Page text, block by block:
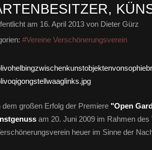
am 16. April 2013 von Dieter Gürz
#Vereine Verschönerungsverein
dem großen Erfolg der Premiere "Open
am 20. Juni 2009 im Rahmen
heuer im Sinne der